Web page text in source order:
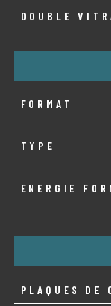
DOUBLE
FORMAT
TYPE
ENERGIE
PLAQUES DE